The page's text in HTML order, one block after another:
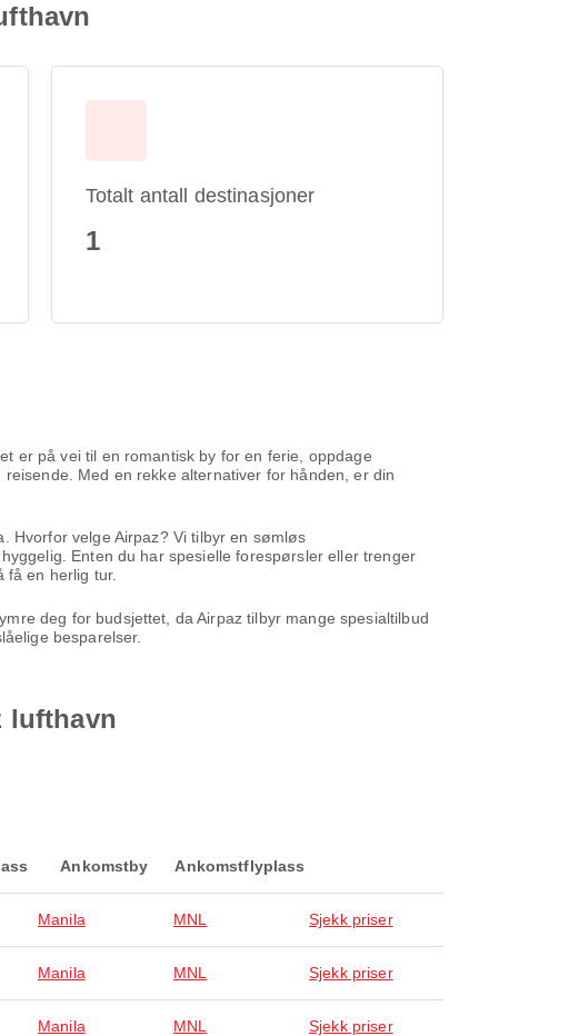
Totalt antall destinasjoner
1
er på vei til en romantisk by for en ferie, oppdage
Med en rekke alternativer for hånden, er din
Hvorfor velge Airpaz? Vi tilbyr en sømløs
Enten du har spesielle forespørsler eller trenger
få en herlig tur.
deg for budsjettet, da Airpaz tilbyr mange spesialtilbud
besparelser.
lufthavn
Ankomstby Ankomstflyplass
Manila MNL Sjekk priser
Manila MNL Sjekk priser
Manila MNL Sjekk priser